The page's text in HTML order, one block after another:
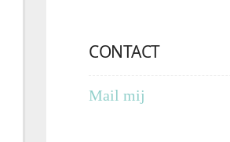
CONTACT
Mail mij